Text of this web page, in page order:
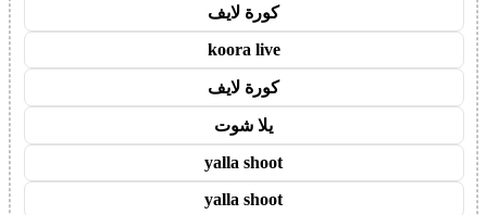
كورة لايف
koora live
كورة لايف
يلا شوت
yalla shoot
yalla shoot